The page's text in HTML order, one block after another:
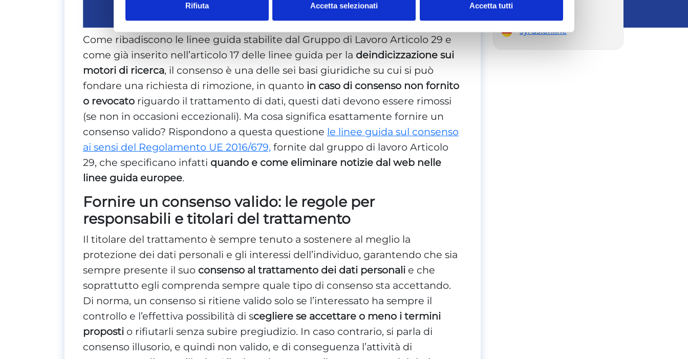
Rifiuta Accetta selezionati Accetta tutti
Come ribadiscono le linee guida stabilite dal Gruppo di Lavoro Articolo 29 e
come già inserito nell’articolo 17 delle linee guida per la deindicizzazione sui
motori di ricerca, il consenso è una delle sei basi giuridiche su cui si può
fondare una richiesta di rimozione, in quanto in caso di consenso non fornito
o revocato riguardo il trattamento di dati, questi dati devono essere rimossi
(se non in occasioni eccezionali). Ma cosa significa esattamente fornire un
consenso valido? Rispondono a questa questione le linee guida sul consenso
ai sensi del Regolamento UE 2016/679, fornite dal gruppo di lavoro Articolo
29, che specificano infatti quando e come eliminare notizie dal web nelle
linee guida europee.
Fornire un consenso valido: le regole per
responsabili e titolari del trattamento
Il titolare del trattamento è sempre tenuto a sostenere al meglio la
protezione dei dati personali e gli interessi dell’individuo, garantendo che sia
sempre presente il suo consenso al trattamento dei dati personali e che
soprattutto egli comprenda sempre quale tipo di consenso sta accettando.
Di norma, un consenso si ritiene valido solo se l’interessato ha sempre il
controllo e l’effettiva possibilità di scegliere se accettare o meno i termini
proposti o rifiutarli senza subire pregiudizio. In caso contrario, si parla di
consenso illusorio, e quindi non valido, e di conseguenza l’attività di
syrus.ae
syrus.online